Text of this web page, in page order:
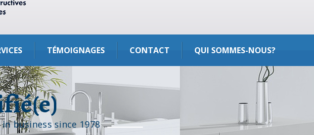
TÉMOIGNAGES CONTACT QUI SOMMES-NOUS?
business since 1978